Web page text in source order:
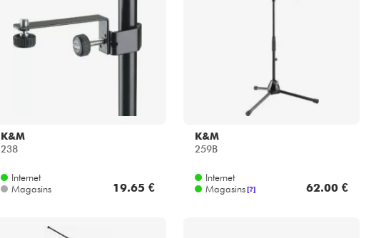
K&M
238
Internet
Magasins
19.65 €
K&M
259B
Internet
Magasins [?] 62.00 €